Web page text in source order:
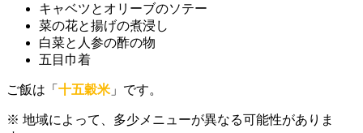
キャベツとオリーブのソテー
菜の花と揚げの煮浸し
白菜と人参の酢の物
五目巾着
ご飯は「 十五穀米 」です。
※ 地域によって、多少メニューが異なる可能性がありま